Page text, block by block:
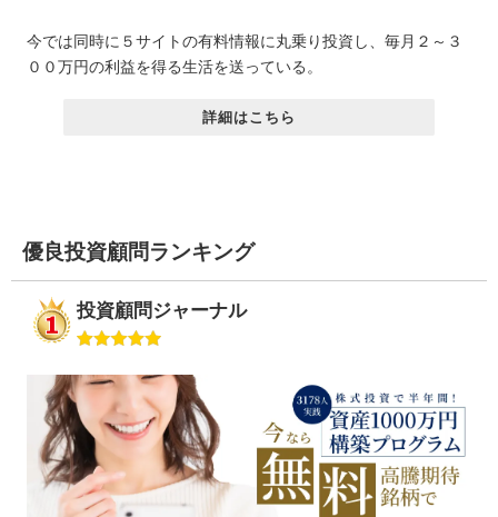
今では同時に５サイトの有料情報に丸乗り投資し、毎月２～３
００万円の利益を得る生活を送っている。
詳細はこちら
優良投資顧問ランキング
投資顧問ジャーナル